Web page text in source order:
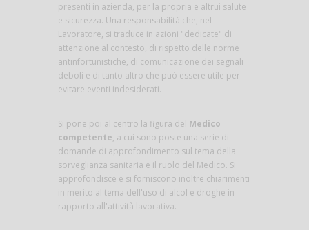
presenti in azienda, per la propria e altrui salute
e sicurezza. Una responsabilità che, nel
Lavoratore, si traduce in azioni "dedicate" di
attenzione al contesto, di rispetto delle norme
antinfortunistiche, di comunicazione dei segnali
deboli e di tanto altro che può essere utile per
evitare eventi indesiderati.
Si pone poi al centro la figura del Medico
competente, a cui sono poste una serie di
domande di approfondimento sul tema della
sorveglianza sanitaria e il ruolo del Medico. Si
approfondisce e si forniscono inoltre chiarimenti
in merito al tema dell'uso di alcol e droghe in
rapporto all'attività lavorativa.